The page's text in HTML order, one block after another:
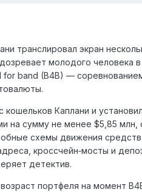
транслировал экран
молодого человека
band (B4B) —
Каплани и
на сумму не менее $5,85 млн,
схемы движения
кроссчейн‑мосты и
детектив.
портфеля на момент